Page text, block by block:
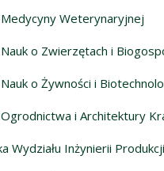
Medycyny Weterynaryjnej
Nauk o Zwierzętach i
o Żywności i
Ogrodnictwa i Architektury
Wydziału Inżynierii Produkcji